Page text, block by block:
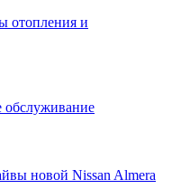
отопления и
новой Nissan Almera